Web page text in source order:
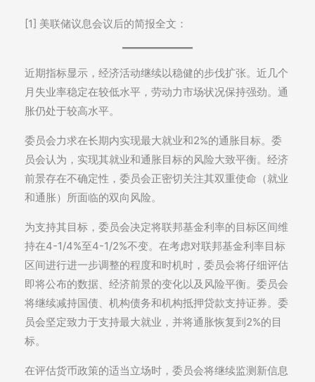
[1] 美联储议息会议后的简报全文：
近期指标显示，经济活动继续以稳健的步伐扩张。近几个
月失业率稳定在较低水平，劳动力市场状况保持强劲。通
胀仍处于较高水平。
委员会力求在长期内实现最大就业和2%的通胀目标。委
员会认为，实现其就业和通胀目标的风险大致平衡。经济
前景存在不确定性，委员会正密切关注其双重使命（就业
和通胀）所面临的双向风险。
为支持其目标，委员会决定将联邦基金利率的目标区间维
持在4-1/4%至4-1/2%不变。在考虑对联邦基金利率目标
区间进行进一步调整的程度和时机时，委员会将仔细评估
即将公布的数据、经济前景的变化以及风险平衡。委员会
将继续减持国债、机构债务和机构抵押贷款支持证券。委
员会坚定致力于支持最大就业，并将通胀恢复到2%的目
标。
在评估货币政策的适当立场时，委员会将继续监测新信息